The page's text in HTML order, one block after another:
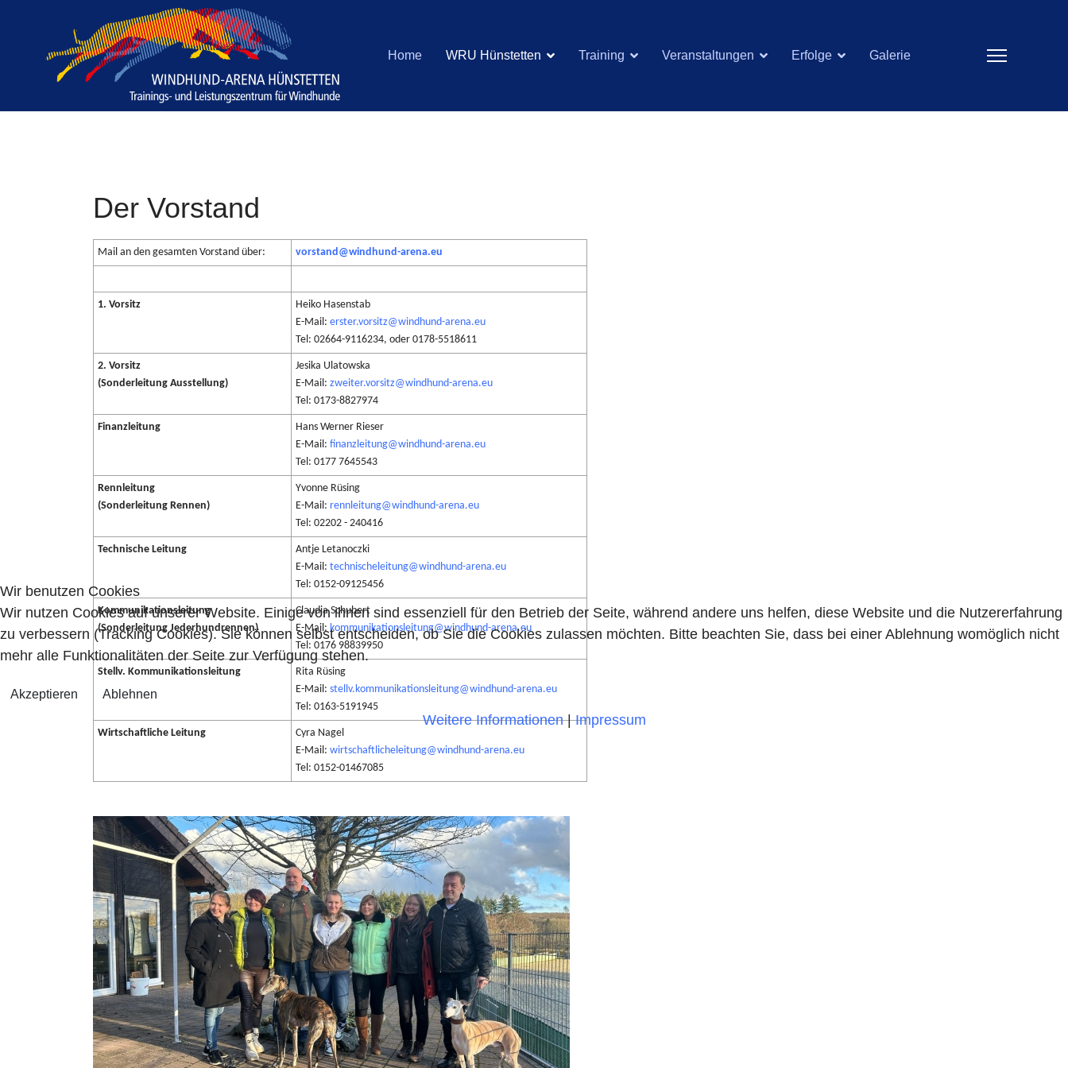
Home WRU Hünstetten Training Veranstaltungen Erfolge Galerie
Der Vorstand
Mail an den gesamten Vorstand über: vorstand@windhund-arena.eu
1. Vorsitz
Heiko Hasenstab
E-Mail:erster.vorsitz@windhund-arena.eu
Tel: 02664-9116234, oder 0178-5518611
2. Vorsitz
(Sonderleitung Ausstellung)
Jesika Ulatowska
E-Mail:zweiter.vorsitz@windhund-arena.eu
Tel: 0173-8827974
Finanzleitung
Hans Werner Rieser
E-Mail:finanzleitung@windhund-arena.eu
Tel: 0177 7645543
Rennleitung
(Sonderleitung Rennen)
Yvonne Rüsing
E-Mail: rennleitung@windhund-arena.eu
Tel: 02202 - 240416
Technische Leitung
Antje Letanoczki
E-Mail:technischeleitung@windhund-arena.eu
Tel: 0152-09125456
Kommunikationsleitung
(Sonderleitung Jederhundrennen)
Claudia Schubert
E-Mail:kommunikationsleitung@windhund-arena.eu
Tel: 0176 98839950
Stellv. Kommunikationsleitung
Rita Rüsing
E-Mail:stellv.kommunikationsleitung@windhund-arena.eu
Tel: 0163-5191945
Wirtschaftliche Leitung
Cyra Nagel
E-Mail:wirtschaftlicheleitung@windhund-arena.eu
Tel: 0152-01467085
Wir benutzen Cookies
Wir nutzen Cookies auf unserer Website. Einige von ihnen sind essenziell für den Betrieb der Seite, während andere uns helfen, diese Website und die Nutzererfahrung
zu verbessern (Tracking Cookies). Sie können selbst entscheiden, ob Sie die Cookies zulassen möchten. Bitte beachten Sie, dass bei einer Ablehnung womöglich nicht
mehr alle Funktionalitäten der Seite zur Verfügung stehen.
Akzeptieren Ablehnen
Weitere Informationen|Impressum